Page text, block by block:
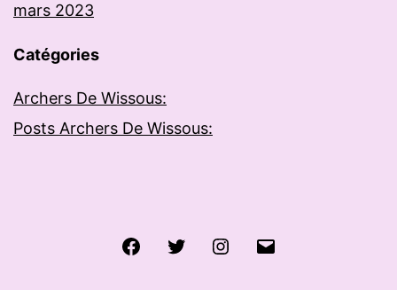
mars 2023
Catégories
Archers De Wissous:
Posts Archers De Wissous:
FacebookTwitter Instagram